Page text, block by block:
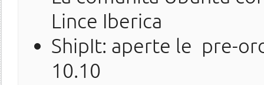
Lince Iberica
ShipIt: aperte le pre-
10.10